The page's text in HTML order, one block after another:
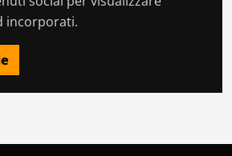
incorporati.